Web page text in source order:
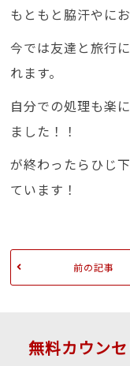
もともと脇汗やに
今では友達と旅行
れます。
自分での処理も楽
ました！！
が終わったらひじ
ています！
前の記事
無料カウン